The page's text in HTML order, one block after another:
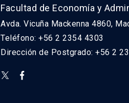
Facultad de Economía y
Avda. Vicuña Mackenna 4860,
Teléfono: +56 2 2354 4303
Dirección de Postgrado: +56 2